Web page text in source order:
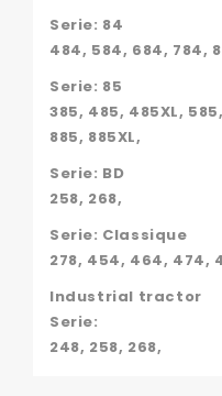
Serie: 84
484, 584, 684, 784,
Serie: 85
385, 485, 485XL,
885, 885XL,
Serie: BD
258, 268,
Serie: Classique
278, 454, 464, 474,
Industrial tractor
Serie:
248, 258, 268,